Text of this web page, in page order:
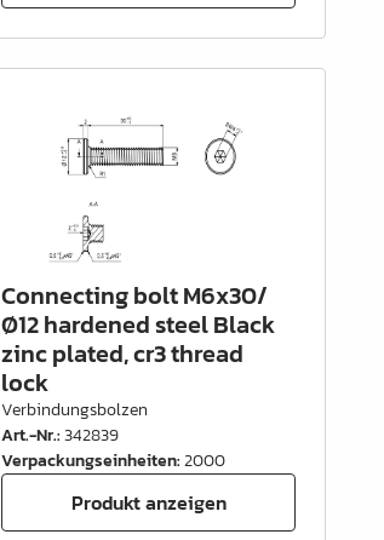
Connecting bolt M6x30/
Ø12 hardened steel Black
zinc plated, cr3 thread
lock
Verbindungsbolzen
Art.-Nr.:342839
Verpackungseinheiten:2000
Produkt anzeigen